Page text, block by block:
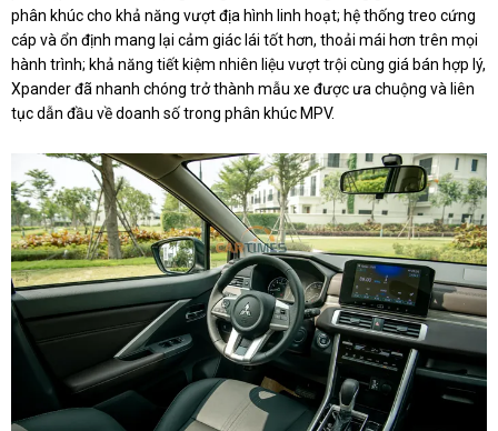
phân khúc cho khả năng vượt địa hình linh hoạt; hệ thống treo cứng
cáp và ổn định mang lại cảm giác lái tốt hơn, thoải mái hơn trên mọi
hành trình; khả năng tiết kiệm nhiên liệu vượt trội cùng giá bán hợp lý,
Xpander đã nhanh chóng trở thành mẫu xe được ưa chuộng và liên
tục dẫn đầu về doanh số trong phân khúc MPV.